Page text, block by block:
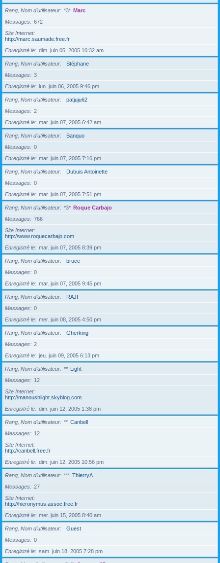
Rang, Nom d’utilisateur *3* Marc
Messages
672
Site Internet
http://marc.saumade.free.fr
Enregistré le
dim. juin 05, 2005 10:32 am
Rang, Nom d’utilisateur
Stéphane
Messages
3
Enregistré le
lun. juin 06, 2005 9:46 pm
Rang, Nom d’utilisateur
patjuju62
Messages
2
Enregistré le
mar. juin 07, 2005 6:42 am
Rang, Nom d’utilisateur
Banquo
Messages
0
Enregistré le
mar. juin 07, 2005 7:16 pm
Rang, Nom d’utilisateur
Dubuis Antoinette
Messages
0
Enregistré le
mar. juin 07, 2005 7:51 pm
Rang, Nom d’utilisateur *3* Roque Carbajo
Messages
766
Site Internet
http://www.roquecarbajo.com
Enregistré le
mar. juin 07, 2005 8:39 pm
Rang, Nom d’utilisateur
bruce
Messages
0
Enregistré le
mar. juin 07, 2005 9:45 pm
Rang, Nom d’utilisateur
RAJI
Messages
0
Enregistré le
mer. juin 08, 2005 4:50 pm
Rang, Nom d’utilisateur
Gherking
Messages
2
Enregistré le
jeu. juin 09, 2005 6:13 pm
Rang, Nom d’utilisateur ** Light
Messages
12
Site Internet
http://manoushlight.skyblog.com
Enregistré le
dim. juin 12, 2005 1:38 pm
Rang, Nom d’utilisateur ** Canbell
Messages
12
Site Internet
http://canbell.free.fr
Enregistré le
dim. juin 12, 2005 10:56 pm
Rang, Nom d’utilisateur *** ThierryA
Messages
27
Site Internet
http://hieronymus.assoc.free.fr
Enregistré le
mer. juin 15, 2005 8:40 am
Rang, Nom d’utilisateur
Guest
Messages
0
Enregistré le
sam. juin 18, 2005 7:28 pm